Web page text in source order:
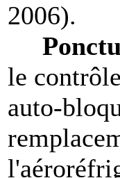
2006).
le
auto-